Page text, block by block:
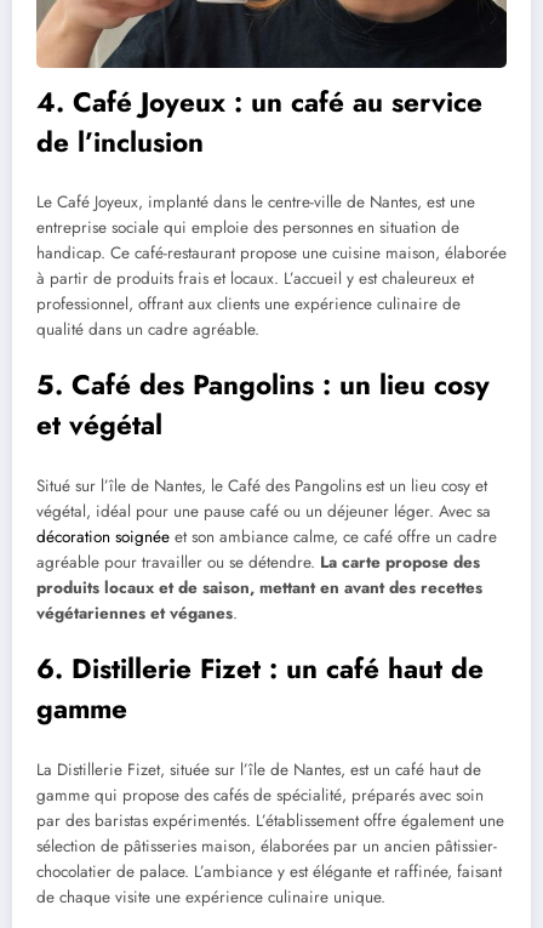
4. Café Joyeux : un café au service
de l’inclusion
Le Café Joyeux, implanté dans le centre-ville de Nantes, est une
entreprise sociale qui emploie des personnes en situation de
handicap. Ce café-restaurant propose une cuisine maison, élaborée
à partir de produits frais et locaux. L’accueil y est chaleureux et
professionnel, offrant aux clients une expérience culinaire de
qualité dans un cadre agréable.
5. Café des Pangolins : un lieu cosy
et végétal
Situé sur l’île de Nantes, le Café des Pangolins est un lieu cosy et
végétal, idéal pour une pause café ou un déjeuner léger. Avec sa
décoration soignée et son ambiance calme, ce café offre un cadre
agréable pour travailler ou se détendre. La carte propose des
produits locaux et de saison, mettant en avant des recettes
végétariennes et véganes.
6. Distillerie Fizet : un café haut de
gamme
La Distillerie Fizet, située sur l’île de Nantes, est un café haut de
gamme qui propose des cafés de spécialité, préparés avec soin
par des baristas expérimentés. L’établissement offre également une
sélection de pâtisseries maison, élaborées par un ancien pâtissier-
chocolatier de palace. L’ambiance y est élégante et raffinée, faisant
de chaque visite une expérience culinaire unique.